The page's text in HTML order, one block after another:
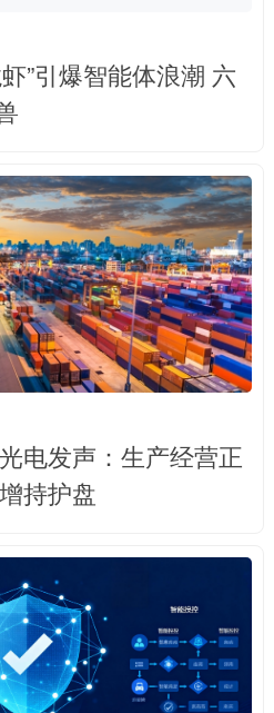
”引爆智能体浪潮 六
电发声：生产经营正
持护盘